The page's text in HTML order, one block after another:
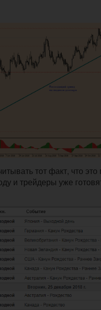
тот факт, что
и трейдеры уже